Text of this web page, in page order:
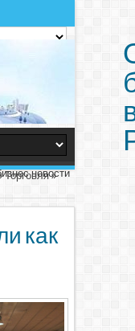
новости
Торговля»
как